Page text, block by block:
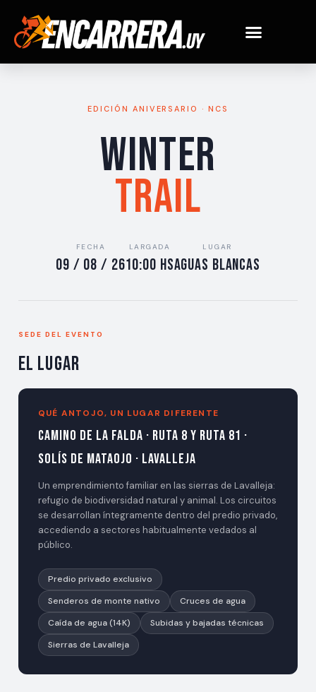
contenido
EDICIÓN ANIVERSARIO · NCS
Winter
Trail
FECHA
09 / 08 / 26
LARGADA
10:00 hs
LUGAR
Aguas Blancas
SEDE DEL EVENTO
El Lugar
QUÉ ANTOJO, UN LUGAR DIFERENTE
Camino de la Falda · Ruta 8 y Ruta 81 ·
Solís de Mataojo · Lavalleja
Un emprendimiento familiar en las sierras de Lavalleja:
refugio de biodiversidad natural y animal. Los circuitos
se desarrollan íntegramente dentro del predio privado,
accediendo a sectores habitualmente vedados al
público.
Predio privado exclusivo
Senderos de monte nativo
Cruces de agua
Caída de agua (14K)
Subidas y bajadas técnicas
Sierras de Lavalleja